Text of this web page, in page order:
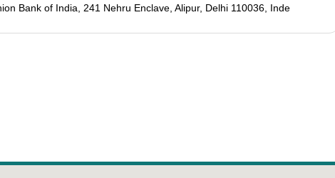
Bank of India, 241 Nehru Enclave, Alipur, Delhi 110036, Inde